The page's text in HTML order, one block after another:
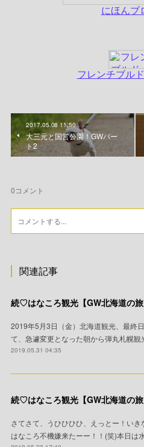
2017.05.08 11:50
大三元と国営公園！GWパー
ト2
0コメント
関連記事
2019年5月3日（金）北海道観光、最終
て、急遽変更となった朝から弾丸札幌
2019.05.31 04:35
さてさて、うひひひひ、えっとー！いき
はなころ不機嫌来たーー！！(笑)本日は